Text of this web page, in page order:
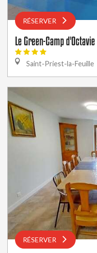
RÉSERVER
Le Green-Camp d'Octavie
Saint-Priest-la-Feuille
RÉSERVER